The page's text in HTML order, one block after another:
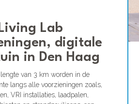
Lab
digitale
in Den Haag
van 3 km worden in de
langs alle voorzieningen zoals,
VRI installaties, laadpalen,